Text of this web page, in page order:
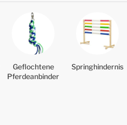
Geflochtene
Pferdeanbinder
Springhindernis